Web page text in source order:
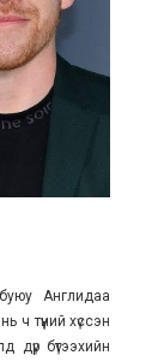
Англидаа
түүний хүссэн
дүр бүтээхийн